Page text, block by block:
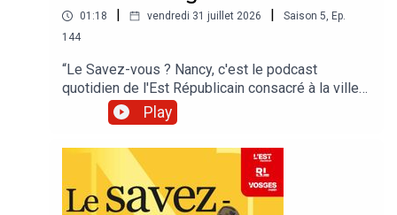
01:18 vendredi 31 juillet 2026 Saison 5, Ep.
144
“Le Savez-vous ? Nancy, c'est le podcast
quotidien de l'Est Républicain consacré à la ville
et à tout ce que vous ignorez sur elle.Un podcast
raconté par Jean-Marie Russe basé sur les
articles réalisés par la rédaction locale de Nancy.”
Play